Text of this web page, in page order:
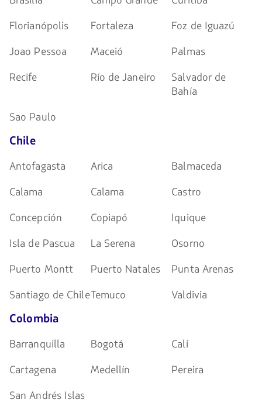
Florianópolis
Fortaleza
Foz de Iguazú
Joao Pessoa
Maceió
Palmas
Recife
Río de Janeiro
Salvador de
Bahía
Sao Paulo
Chile
Antofagasta Arica
Balmaceda
Calama
Calama
Castro
Concepción
Copiapó
Iquique
Isla de Pascua
La Serena
Osorno
Puerto Montt
Puerto Natales
Punta Arenas
Santiago de ChileTemuco Valdivia
Colombia
Barranquilla Bogotá
Cali
Cartagena
Medellín
Pereira
San Andrés Islas